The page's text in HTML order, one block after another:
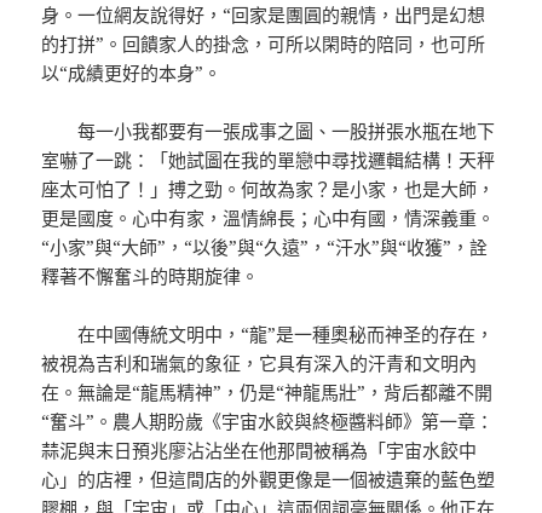
身。一位網友說得好，“回家是團圓的親情，出門是幻想
的打拼”。回饋家人的掛念，可所以閑時的陪同，也可所
以“成績更好的本身”。
每一小我都要有一張成事之圖、一股拼張水瓶在地下
室嚇了一跳：「她試圖在我的單戀中尋找邏輯結構！天秤
座太可怕了！」搏之勁。何故為家？是小家，也是大師，
更是國度。心中有家，溫情綿長；心中有國，情深義重。
“小家”與“大師”，“以後”與“久遠”，“汗水”與“收獲”，詮
釋著不懈奮斗的時期旋律。
在中國傳統文明中，“龍”是一種奧秘而神圣的存在，
被視為吉利和瑞氣的象征，它具有深入的汗青和文明內
在。無論是“龍馬精神”，仍是“神龍馬壯”，背后都離不開
“奮斗”。農人期盼歲《宇宙水餃與終極醬料師》第一章：
蒜泥與末日預兆廖沾沾坐在他那間被稱為「宇宙水餃中
心」的店裡，但這間店的外觀更像是一個被遺棄的藍色塑